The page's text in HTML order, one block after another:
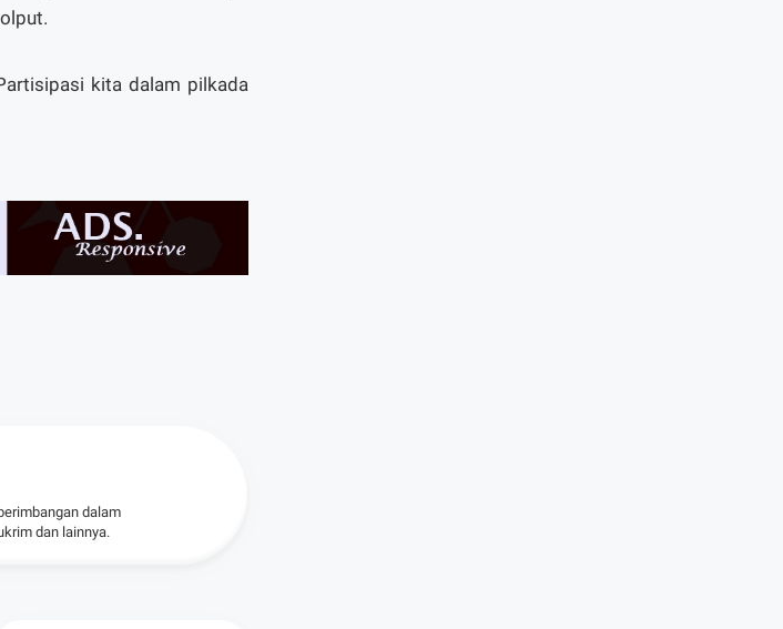
kita dalam pilkada
dalam
dan lainnya.